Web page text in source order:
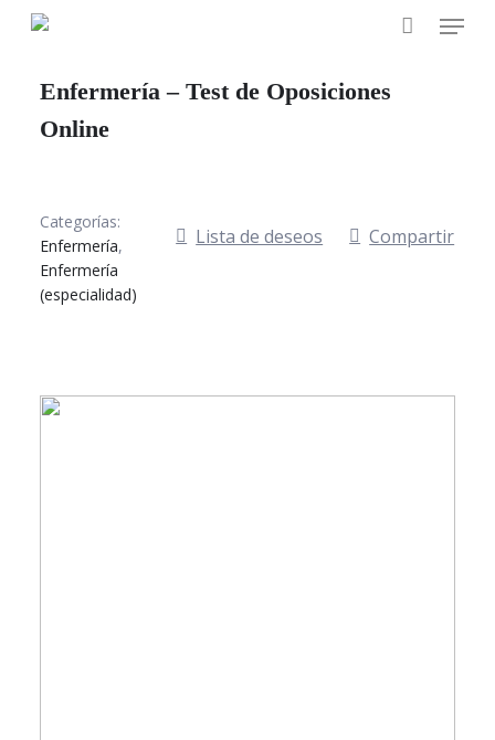
Skip
content
Menu
Enfermería – Test de Oposiciones
Online
Categorías:
Enfermería,
Enfermería
(especialidad)
Lista de deseos Compartir